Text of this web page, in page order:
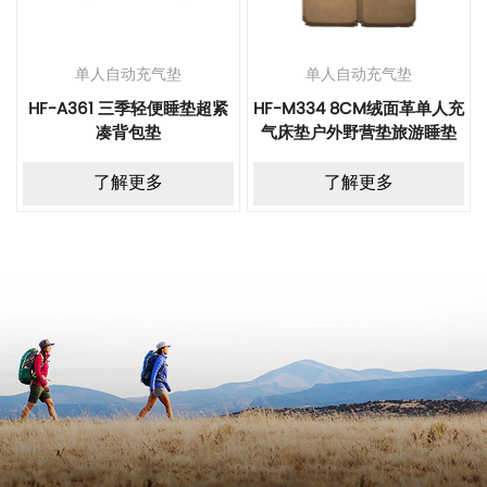
单人自动充气垫
HF-A361 三季轻便睡垫超紧
凑背包垫
了解更多
单人自动充气垫
HF-M334 8CM绒面革单人充
气床垫户外野营垫旅游睡垫
了解更多